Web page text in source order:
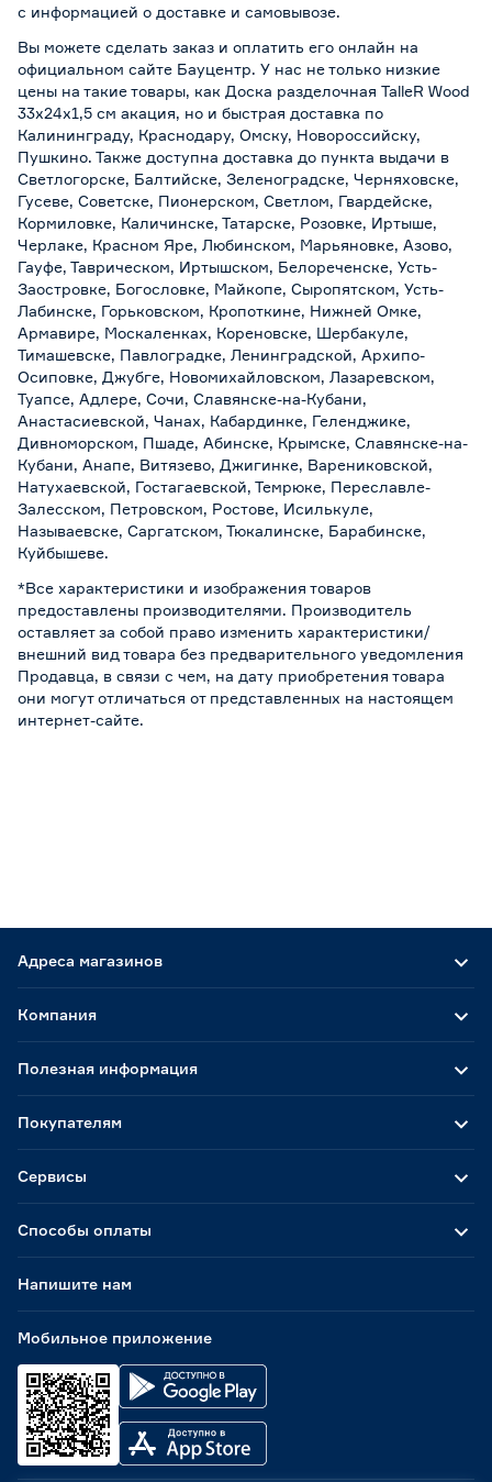
с информацией о доставке и самовывозе.
Вы можете сделать заказ и оплатить его онлайн на
официальном сайте Бауцентр. У нас не только низкие
цены на такие товары, как Доска разделочная TalleR Wood
33х24х1,5 см акация, но и быстрая доставка по
Калининграду, Краснодару, Омску, Новороссийску,
Пушкино. Также доступна доставка до пункта выдачи в
Светлогорске, Балтийске, Зеленоградске, Черняховске,
Гусеве, Советске, Пионерском, Светлом, Гвардейске,
Кормиловке, Каличинске, Татарске, Розовке, Иртыше,
Черлаке, Красном Яре, Любинском, Марьяновке, Азово,
Гауфе, Таврическом, Иртышском, Белореченске, Усть-
Заостровке, Богословке, Майкопе, Сыропятском, Усть-
Лабинске, Горьковском, Кропоткине, Нижней Омке,
Армавире, Москаленках, Кореновске, Шербакуле,
Тимашевске, Павлоградке, Ленинградской, Архипо-
Осиповке, Джубге, Новомихайловском, Лазаревском,
Туапсе, Адлере, Сочи, Славянске-на-Кубани,
Анастасиевской, Чанах, Кабардинке, Геленджике,
Дивноморском, Пшаде, Абинске, Крымске, Славянске-на-
Кубани, Анапе, Витязево, Джигинке, Варениковской,
Натухаевской, Гостагаевской, Темрюке, Переславле-
Залесском, Петровском, Ростове, Исилькуле,
Называевске, Саргатском, Тюкалинске, Барабинске,
Куйбышеве.
*Все характеристики и изображения товаров
предоставлены производителями. Производитель
оставляет за собой право изменить характеристики/
внешний вид товара без предварительного уведомления
Продавца, в связи с чем, на дату приобретения товара
они могут отличаться от представленных на настоящем
интернет-сайте.
Адреса магазинов
Способы оплаты
Мобильное приложение
Компания
Полезная информация
Покупателям
Сервисы
Напишите нам